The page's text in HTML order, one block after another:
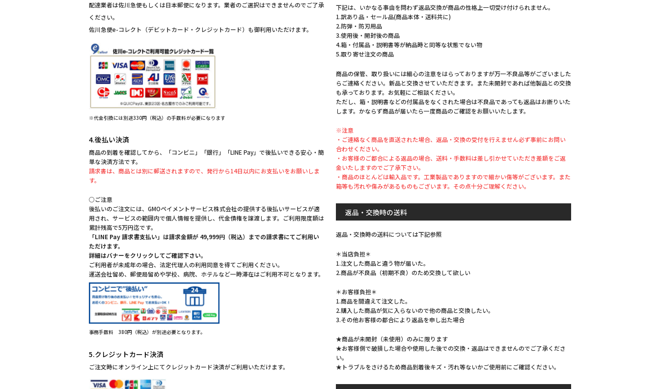
配達業者は佐川急便もしくは日本郵便になります。業者のご選択はできませんのでご了承
ください。
佐川急便e-コレクト（デビットカード・クレジットカード）も御利用いただけます。
※代金引換には別途330円（税込）の手数料が必要になります
4.後払い決済
商品の到着を確認してから、「コンビニ」「銀行」「LINE Pay」で後払いできる安心・簡
単な決済方法です。
請求書は、商品とは別に郵送されますので、発行から14日以内にお支払いをお願いしま
す。
○ご注意
後払いのご注文には、GMOペイメントサービス株式会社の提供する後払いサービスが適
用され、サービスの範囲内で個人情報を提供し、代金債権を譲渡します。ご利用限度額は
累計残高で5万円迄です。
「LINE Pay 請求書支払い」は請求金額が 49,999円（税込）までの請求書にてご利用い
ただけます。
詳細はバナーをクリックしてご確認下さい。
ご利用者が未成年の場合、法定代理人の利用同意を得てご利用ください。
運送会社留め、郵便局留めや学校、病院、ホテルなど一時滞在はご利用不可となります。
事務手数料 380円（税込）が別途必要となります。
5.クレジットカード決済
ご注文時にオンライン上にてクレジットカード決済がご利用いただけます。
下記は、いかなる事由を問わず返品交換が商品の性格上一切受け付けられません。
1.訳あり品・セール品(商品本体・送料共に)
2.防弾・防刃用品
3.使用後・開封後の商品
4.箱・付属品・説明書等が納品時と同等な状態でない物
5.取り寄せ注文の商品
商品の保管、取り扱いには細心の注意をはらっておりますが万一不良品等がございました
らご連絡ください。新品と交換させていただきます。また未開封であれば他製品との交換
も承っております。お気軽にご相談ください。
ただし、箱・説明書などの付属品をなくされた場合は不良品であっても返品はお断りいた
します。かならず商品が届いたら一度商品のご確認をお願いいたします。
※注意
・ご連絡なく商品を直送された場合、返品・交換の受付を行えません必ず事前にお問い
合わせください。
・お客様のご都合による返品の場合、送料・手数料は差し引かせていただき差額をご返
金いたしますのでご了承下さい。
・商品のほとんどは輸入品です。工業製品でありますので細かい傷等がございます。また
箱等も汚れや傷みがあるものもございます。その点十分ご理解ください。
返品・交換時の送料
返品・交換時の送料については下記参照
＊当店負担＊
1.注文した商品と違う物が届いた。
2.商品が不良品（初期不良）のため交換して欲しい
＊お客様負担＊
1.商品を間違えて注文した。
2.購入した商品が気に入らないので他の商品と交換したい。
3.その他お客様の都合により返品を申し出た場合
★商品が未開封（未使用）のみに限ります
★お客様側で破損した場合や使用した後での交換・返品はできませんのでご了承くださ
い。
★トラブルをさけるため商品到着後キズ・汚れ等ないかご使用前にご確認ください。